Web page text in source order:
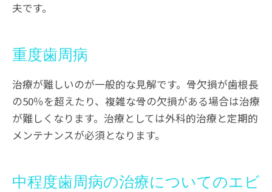
夫です。
重度歯周病
治療が難しいのが一般的な見解です。骨欠損が歯根長
の50％を超えたり、複雑な骨の欠損がある場合は治療
が難しくなります。治療としては外科的治療と定期的
メンテナンスが必須となります。
中程度歯周病の治療についてのエビ